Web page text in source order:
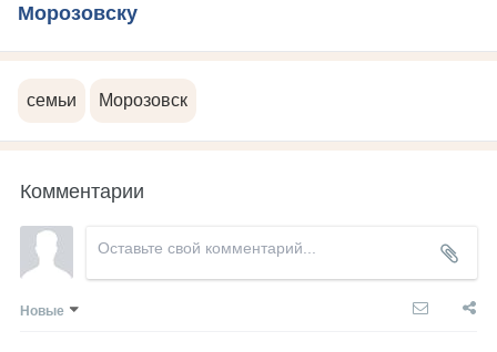
Морозовску
семьи Морозовск
Комментарии
Новые